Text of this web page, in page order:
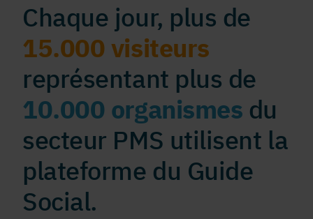
Chaque jour, plus de
15.000 visiteurs
représentant plus de
10.000 organismes du
secteur PMS utilisent la
plateforme du Guide
Social.